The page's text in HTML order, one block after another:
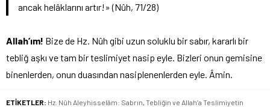
ancak helâklarını artır!» (Nûh, 71/28)
Allah’ım! Bize de Hz. Nûh gibi uzun soluklu bir sabır, kararlı bir
tebliğ aşkı ve tam bir teslimiyet nasip eyle. Bizleri onun gemisine
binenlerden, onun duasından nasiplenenlerden eyle. Âmin.
ETİKETLER: Hz. Nûh Aleyhisselâm: Sabrın Tebliğin ve Allah’a Teslimiyetin